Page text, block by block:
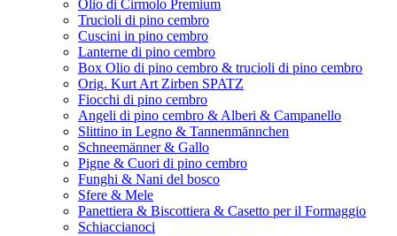
Olio di Cirmolo Premium
Trucioli di pino cembro
Cuscini in pino cembro
Lanterne di pino cembro
Box Olio di pino cembro & trucioli di pino cembro
Orig. Kurt Art Zirben SPATZ
Fiocchi di pino cembro
Angeli di pino cembro & Alberi & Campanello
Slittino in Legno & Tannenmännchen
Schneemänner & Gallo
Pigne & Cuori di pino cembro
Funghi & Nani del bosco
Sfere & Mele
Panettiera & Biscottiera & Casetto per il Formaggio
Schiaccianoci